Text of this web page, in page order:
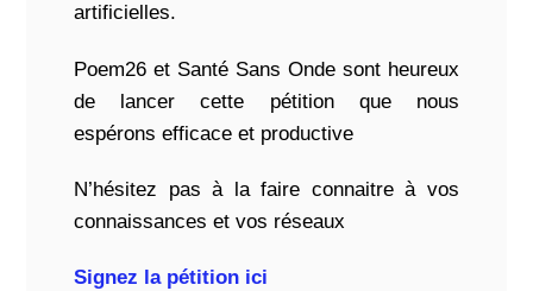
artificielles.
Poem26 et Santé Sans Onde sont heureux
de lancer cette pétition que nous
espérons efficace et productive
N’hésitez pas à la faire connaitre à vos
connaissances et vos réseaux
Signez la pétition ici